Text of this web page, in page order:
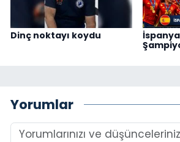
Dinç noktayı koydu
Yorumlar